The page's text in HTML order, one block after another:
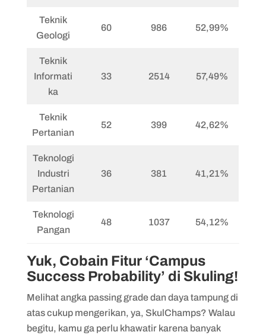
Teknik
Geologi
60 986 52,99%
Teknik
Informati
ka
33 2514 57,49%
Teknik
Pertanian
52 399 42,62%
Teknologi
Industri
Pertanian
36 381 41,21%
Teknologi
Pangan
48 1037 54,12%
Yuk, Cobain Fitur ‘Campus
Success Probability’ di Skuling!
Melihat angka passing grade dan daya tampung di
atas cukup mengerikan, ya, SkulChamps? Walau
begitu, kamu ga perlu khawatir karena banyak